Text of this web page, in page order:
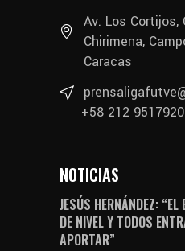
Av. Los Cortijos,
Chirimena,
Caracas
+58 212 9517920
NOTICIAS
JESÚS HERNÁNDEZ:
DE NIVEL Y TODOS
APORTAR”